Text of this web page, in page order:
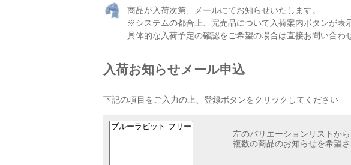
商品が入荷次第、メールにてお知らせいたします。
※システムの都合上、完売品について入荷案内ボタンが表
具体的な入荷予定の確認をご希望の場合は直接お問い合わ
入荷お知らせメール申込
下記の項目をご入力の上、登録ボタンをクリックしてください
左のバリエーションリストか
複数の商品のお知らせを希望